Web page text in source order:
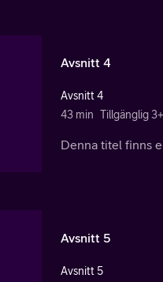
Avsnitt 4
Avsnitt 4
43 min Tillgänglig
Denna titel finns
Avsnitt 5
Avsnitt 5